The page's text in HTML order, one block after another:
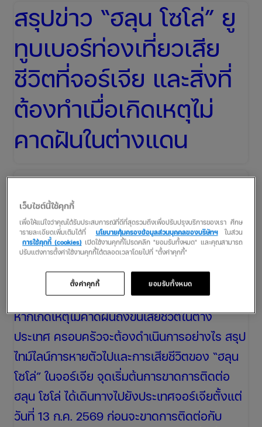
สรุปข่าว “ฮลุน โซโล่” ยู
ทูบเบอร์ท่องเที่ยวเสีย
ชีวิตที่จอร์เจีย และสิ่งที่
ต้องทำเมื่อเกิดเหตุไม่
คาดฝันในต่างแดน
ข่าวเศร้าของวงการยูทูบเบอร์ไทย เมื่อ “นายบวร
ทัต เป็งสุข” หรือที่รู้จักกันในนาม “ฮลุน โซโล่” ยูทูบ
เบอร์สายท่องเที่ยวชื่อดัง ได้เสียชีวิตลงอย่าง
กะทันหันระหว่างการเดินทางไปทำคอนเทนต์ที่
ประเทศจอร์เจีย บทความนี้ขอสรุปเหตุการณ์ที่เกิด
ขึ้น พร้อมเกร็ดความรู้สำคัญสำหรับนักเดินทาง ว่า
หากเกิดเหตุไม่คาดฝันถึงขั้นเสียชีวิตในต่าง
ประเทศ ครอบครัวจะต้องดำเนินการอย่างไร สรุป
ไทม์ไลน์การหายตัวไปและการเสียชีวิตของ “ฮลุน
โซโล่” ในจอร์เจีย จุดเริ่มต้นการขาดการติดต่อ
ฮลุน โซโล่ ได้เดินทางไปยังประเทศจอร์เจียตั้งแต่
วันที่ 13 ก.ค. 2569 ก่อนจะขาดการติดต่อกับ
เว็บไซต์นี้ใช้คุกกี้
เพื่อให้แน่ใจว่าคุณได้รับประสบการณ์ที่ดีที่สุดรวมถึงเพื่อปรับปรุงบริการของเรา ศึกษ
ารายละเอียดเพิ่มเติมได้ที่
นโยบายคุ้มครองข้อมูลส่วนบุคคลของบริษัทฯในส่วน
การใช้คุกกี้ (cookies) เปิดใช้งานคุกกี้โปรดคลิก "ยอมรับทั้งหมด" และคุณสามารถ
ปรับแต่งการตั้งค่าใช้งานคุกกี้ได้ตลอดเวลาโดยไปที่ "ตั้งค่าคุกกี้"
ยอมรับทั้งหมด
ตั้งค่าคุกกี้